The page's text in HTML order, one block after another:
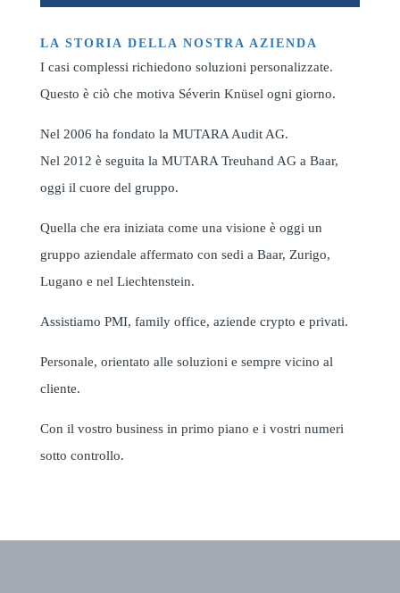
LA STORIA DELLA NOSTRA AZIENDA
I casi complessi richiedono soluzioni personalizzate.
Questo è ciò che motiva Séverin Knüsel ogni giorno.
Nel 2006 ha fondato la MUTARA Audit AG.
Nel 2012 è seguita la MUTARA Treuhand AG a Baar,
oggi il cuore del gruppo.
Quella che era iniziata come una visione è oggi un
gruppo aziendale affermato con sedi a Baar, Zurigo,
Lugano e nel Liechtenstein.
Assistiamo PMI, family office, aziende crypto e privati.
Personale, orientato alle soluzioni e sempre vicino al
cliente.
Con il vostro business in primo piano e i vostri numeri
sotto controllo.